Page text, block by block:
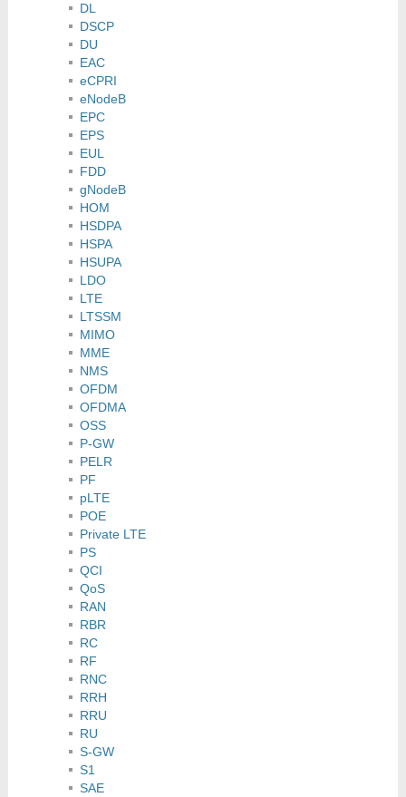
DL
DSCP
DU
EAC
eCPRI
eNodeB
EPC
EPS
EUL
FDD
gNodeB
HOM
HSDPA
HSPA
HSUPA
LDO
LTE
LTSSM
MIMO
MME
NMS
OFDM
OFDMA
OSS
P-GW
PELR
PF
pLTE
POE
Private LTE
PS
QCI
QoS
RAN
RBR
RC
RF
RNC
RRH
RRU
RU
S-GW
S1
SAE